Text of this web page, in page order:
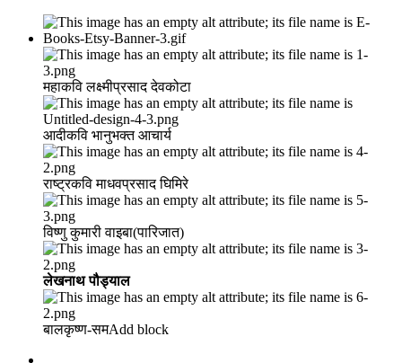
महाकवि लक्ष्मीप्रसाद देवकोटा
आदीकवि भानुभक्त आचार्य
राष्ट्रकवि माधवप्रसाद घिमिरे
विष्णु कुमारी वाइबा(पारिजात)
लेखनाथ पौड्याल
बालकृष्ण-सम Add block